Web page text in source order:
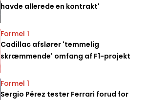
havde allerede en kontrakt'
Formel 1
Cadillac afslører 'temmelig
skræmmende' omfang af F1-projekt
Formel 1
Sergio Pérez tester Ferrari forud for